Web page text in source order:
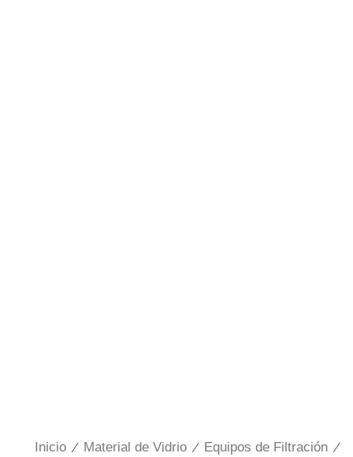
Inicio / Material de Vidrio / Equipos de Filtración /